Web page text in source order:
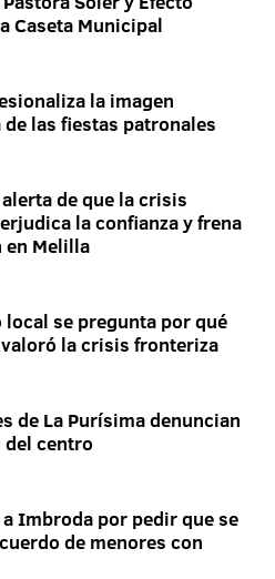
Caseta Municipal
la imagen
las fiestas patronales
de que la crisis
la confianza y frena
en Melilla
local se pregunta por qué
la crisis fronteriza
de La Purísima denuncian
centro
Imbroda por pedir que se
de menores con